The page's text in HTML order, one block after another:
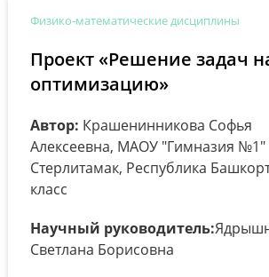
Физико-математические дисциплины
Проект «Решение задач
оптимизацию»
Автор: Крашенинникова Софья
Алексеевна, МАОУ "Гимназия №1"
Стерлитамак, Республика
класс
Научный руководитель:
Светлана Борисовна